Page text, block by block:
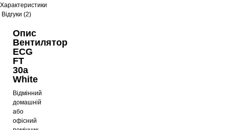
Характеристики
Відгуки (2)
Опис
Вентилятор
ECG
FT
30a
White
Відмінний
домашній
або
офісний